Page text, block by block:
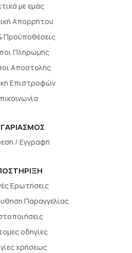
με εμάς
Απορρήτου
Προϋποθέσεις
Πληρωμής
Αποστολής
Επιστροφών
/ Εγγραφή
Ερωτήσεις
Παραγγελίας
οδηγίες
χρήσεως